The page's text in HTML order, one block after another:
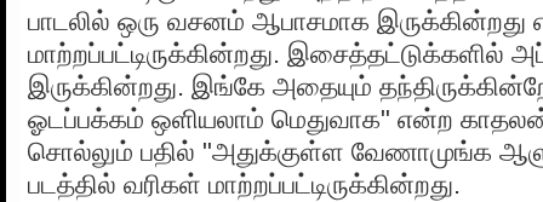
பாடலில் ஒரு வசனம் ஆபாசமாக இருக்கின்றது
மாற்றப்பட்டிருக்கின்றது. இசைத்தட்டுக்களில்
இருக்கின்றது. இங்கே அதையும்
ஓடப்பக்கம் ஒளியலாம் மெதுவாக" என்ற காதலன்
சொல்லும் பதில் "அதுக்குள்ள வேணாமுங்க
படத்தில் வரிகள் மாற்றப்பட்டிருக்கின்றது.